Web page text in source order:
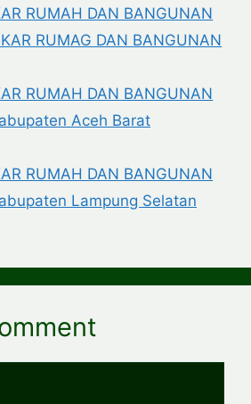
RUMAH DAN BANGUNAN
RUMAG DAN BANGUNAN
RUMAH DAN BANGUNAN
Aceh Barat
RUMAH DAN BANGUNAN
Lampung Selatan